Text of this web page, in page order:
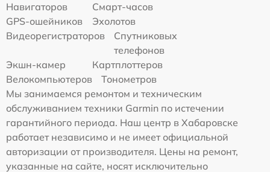
Навигаторов
Смарт-часов
GPS-ошейников
Эхолотов
Видеорегистраторов
Спутниковых
телефонов
Экшн-камер
Картплоттеров
Велокомпьютеров
Тонометров
Мы занимаемся ремонтом и техническим
обслуживанием техники Garmin по истечении
гарантийного периода. Наш центр в Хабаровске
работает независимо и не имеет официальной
авторизации от производителя. Цены на ремонт,
указанные на сайте, носят исключительно